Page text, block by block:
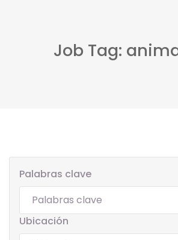
Job Tag:
Palabras clave
Ubicación